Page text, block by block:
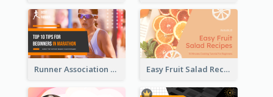
Runner Association Tips YouTube Cover Design Idea Easy Fruit Salad Recipes YouTube Thumbnail